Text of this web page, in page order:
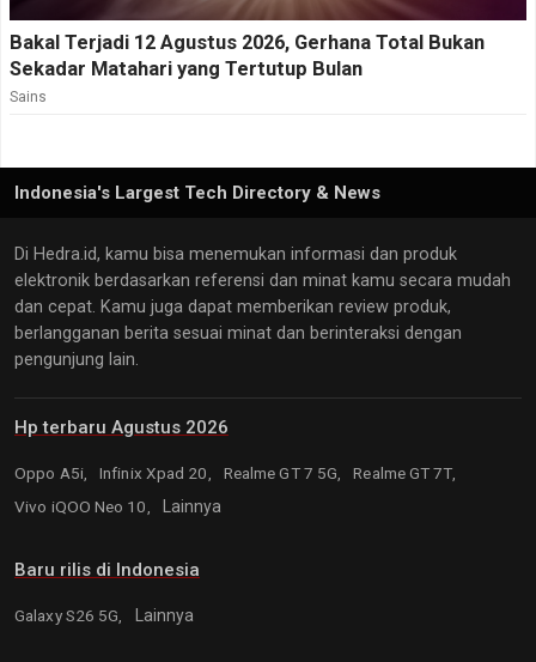
Bakal Terjadi 12 Agustus 2026, Gerhana Total Bukan
Sekadar Matahari yang Tertutup Bulan
Sains
Indonesia's Largest Tech Directory & News
Di Hedra.id, kamu bisa menemukan informasi dan produk
elektronik berdasarkan referensi dan minat kamu secara mudah
dan cepat. Kamu juga dapat memberikan review produk,
berlangganan berita sesuai minat dan berinteraksi dengan
pengunjung lain.
Hp terbaru Agustus 2026
Oppo A5i, Infinix Xpad 20, Realme GT 7 5G,
Realme GT 7T,
Vivo iQOO Neo 10,
Lainnya
Baru rilis di Indonesia
Galaxy S26 5G, Lainnya